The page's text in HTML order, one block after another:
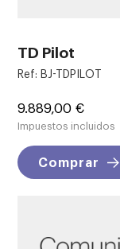
TD Pilot
Ref: BJ-TDPILOT
Precio
9.889,00 €
Impuestos incluidos
Comprar